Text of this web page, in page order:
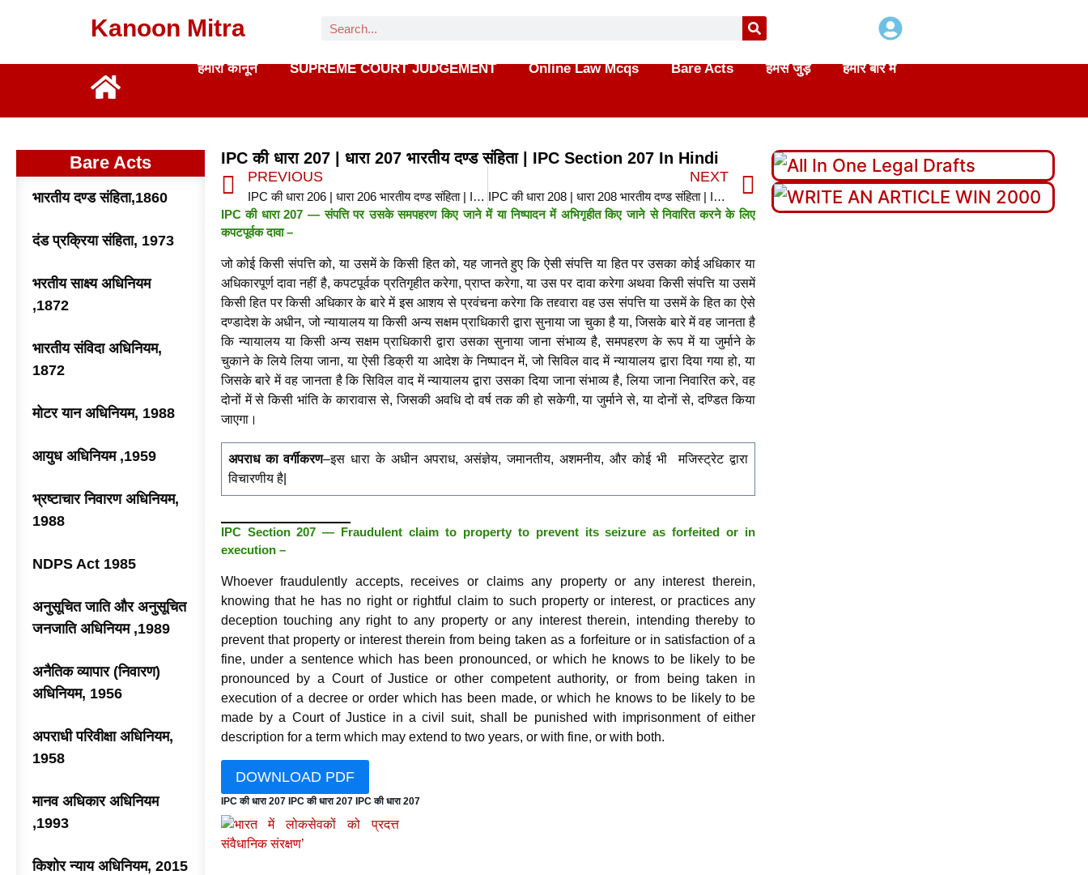
Kanoon Mitra
हमारा कानून SUPREME COURT JUDGEMENT Online Law Mcqs Bare Acts हमसे जुड़े हमारे बारे में
Bare Acts
भारतीय दण्ड संहिता,1860
दंड प्रक्रिया संहिता, 1973
भरतीय साक्ष्य अधिनियम
,1872
भारतीय संविदा अधिनियम,
1872
मोटर यान अधिनियम, 1988
आयुध अधिनियम ,1959
भ्रष्टाचार निवारण अधिनियम,
1988
NDPS Act 1985
अनुसूचित जाति और अनुसूचित
जनजाति अधिनियम ,1989
अनैतिक व्यापार (निवारण)
अधिनियम, 1956
अपराधी परिवीक्षा अधिनियम,
1958
मानव अधिकार अधिनियम
,1993
किशोर न्याय अधिनियम, 2015
IPC की धारा 207 | धारा 207 भारतीय दण्ड संहिता | IPC Section 207 In Hindi
PREVIOUS
IPC की धारा 206 | धारा 206 भारतीय दण्ड संहिता | IPC Section 206 In Hindi
NEXT
IPC की धारा 208 | धारा 208 भारतीय दण्ड संहिता | IPC Section 208 In Hindi
IPC की धारा 207 — संपत्ति पर उसके समपहरण किए जाने में या निष्पादन में अभिगृहीत किए जाने से निवारित करने के लिए
कपटपूर्वक दावा –
जो कोई किसी संपत्ति को, या उसमें के किसी हित को, यह जानते हुए कि ऐसी संपत्ति या हित पर उसका कोई अधिकार या
अधिकारपूर्ण दावा नहीं है, कपटपूर्वक प्रतिगृहीत करेगा, प्राप्त करेगा, या उस पर दावा करेगा अथवा किसी संपत्ति या उसमें
किसी हित पर किसी अधिकार के बारे में इस आशय से प्रवंचना करेगा कि तद्द्वारा वह उस संपत्ति या उसमें के हित का ऐसे
दण्डादेश के अधीन, जो न्यायालय या किसी अन्य सक्षम प्राधिकारी द्वारा सुनाया जा चुका है या, जिसके बारे में वह जानता है
कि न्यायालय या किसी अन्य सक्षम प्राधिकारी द्वारा उसका सुनाया जाना संभाव्य है, समपहरण के रूप में या जुर्माने के
चुकाने के लिये लिया जाना, या ऐसी डिक्री या आदेश के निष्पादन में, जो सिविल वाद में न्यायालय द्वारा दिया गया हो, या
जिसके बारे में वह जानता है कि सिविल वाद में न्यायालय द्वारा उसका दिया जाना संभाव्य है, लिया जाना निवारित करे, वह
दोनों में से किसी भांति के कारावास से, जिसकी अवधि दो वर्ष तक की हो सकेगी, या जुर्माने से, या दोनों से, दण्डित किया
जाएगा।
अपराध का वर्गीकरण–इस धारा के अधीन अपराध, असंज्ञेय, जमानतीय, अशमनीय, और कोई भी मजिस्ट्रेट द्वारा
विचारणीय है|
IPC Section 207 — Fraudulent claim to property to prevent its seizure as forfeited or in
execution –
Whoever fraudulently accepts, receives or claims any property or any interest therein,
knowing that he has no right or rightful claim to such property or interest, or practices any
deception touching any right to any property or any interest therein, intending thereby to
prevent that property or interest therein from being taken as a forfeiture or in satisfaction of a
fine, under a sentence which has been pronounced, or which he knows to be likely to be
pronounced by a Court of Justice or other competent authority, or from being taken in
execution of a decree or order which has been made, or which he knows to be likely to be
made by a Court of Justice in a civil suit, shall be punished with imprisonment of either
description for a term which may extend to two years, or with fine, or with both.
DOWNLOAD PDF
IPC की धारा 207 IPC की धारा 207 IPC की धारा 207